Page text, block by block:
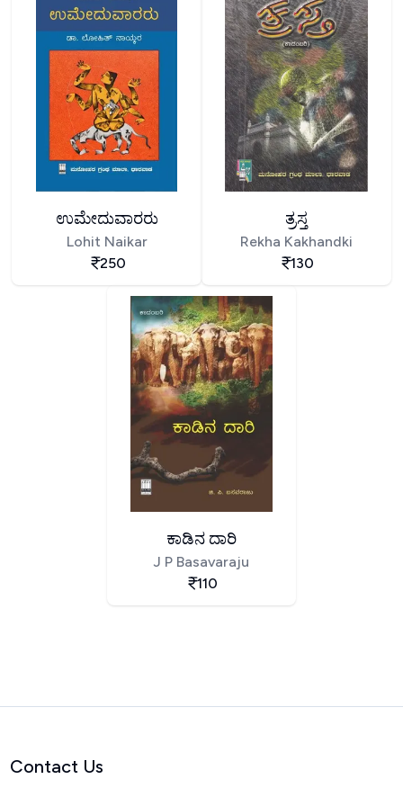
ಉಮೇದುವಾರರು
Lohit Naikar
250
ತ್ರಸ್ತ
Rekha Kakhandki
130
ಕಾಡಿನ ದಾರಿ
J P Basavaraju
110
Contact Us